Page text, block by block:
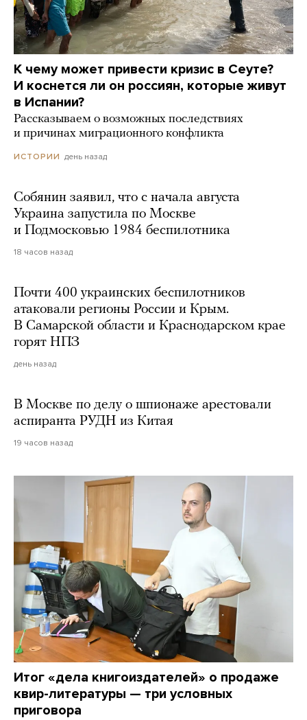
К чему может привести кризис в Сеуте?
И коснется ли он россиян, которые живут
в Испании?
Рассказываем о возможных последствиях
и причинах миграционного конфликта
ИСТОРИИ день назад
Собянин заявил, что с начала августа
Украина запустила по Москве
и Подмосковью 1984 беспилотника
18 часов назад
Почти 400 украинских беспилотников
атаковали регионы России и Крым.
В Самарской области и Краснодарском крае
горят НПЗ
день назад
В Москве по делу о шпионаже арестовали
аспиранта РУДН из Китая
19 часов назад
Итог «дела книгоиздателей» о продаже
квир-литературы — три условных
приговора